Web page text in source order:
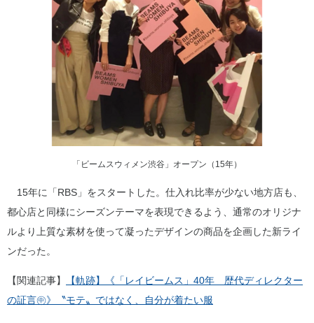
「ビームスウィメン渋谷」オープン（15年）
15年に「RBS」をスタートした。仕入れ比率が少ない地方店も、
都心店と同様にシーズンテーマを表現できるよう、通常のオリジナ
ルより上質な素材を使って凝ったデザインの商品を企画した新ライ
ンだった。
【関連記事】
【軌跡】《「レイビームス」40年 歴代ディレクター
の証言㊥》〝モテ〟ではなく、自分が着たい服